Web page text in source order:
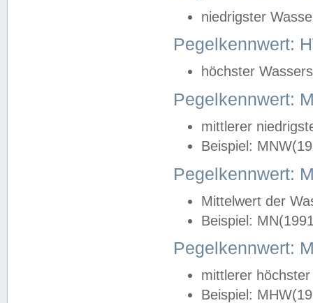
niedrigster
Pegelkennwert:
höchster
Pegelkennwert:
mittlerer
Beispiel:
Pegelkennwert:
Mittelwert der
Beispiel:
Pegelkennwert:
mittlerer
Beispiel: